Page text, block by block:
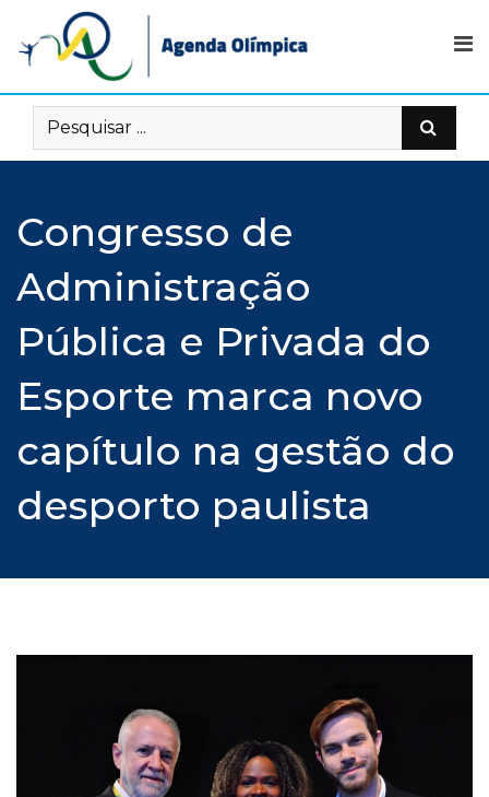
content
Congresso de
Administração
Pública e Privada do
Esporte marca novo
capítulo na gestão do
desporto paulista